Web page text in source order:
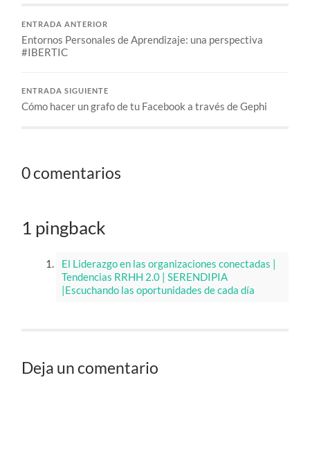
ENTRADA ANTERIOR
Entornos Personales de Aprendizaje: una perspectiva
#IBERTIC
ENTRADA SIGUIENTE
Cómo hacer un grafo de tu Facebook a través de Gephi
0 comentarios
1 pingback
El Liderazgo en las organizaciones conectadas |
Tendencias RRHH 2.0 | SERENDIPIA
|Escuchando las oportunidades de cada día
Deja un comentario